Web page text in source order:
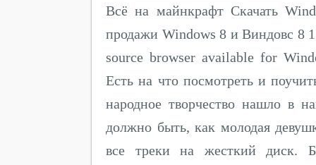
Всё на майнкрафт Скачать
продажи Windows 8 и Виндовс 8
source browser available for
Есть на что посмотреть и
народное творчество нашло в
должно быть, как молодая
все треки на жесткий диск.